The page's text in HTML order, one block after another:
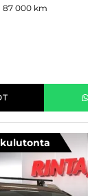
87 000 km